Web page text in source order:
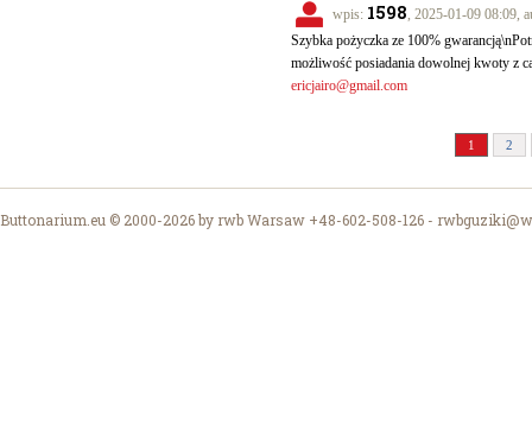
wpis: 1598, 2025-01-09 08:09,
Szybka pożyczka ze 100%
możliwość posiadania dowolnej kwoty z
ericjairo@gmail.com
1 2
Buttonarium.eu © 2000-2026 by rwb Warsaw +48-602-508-126 -